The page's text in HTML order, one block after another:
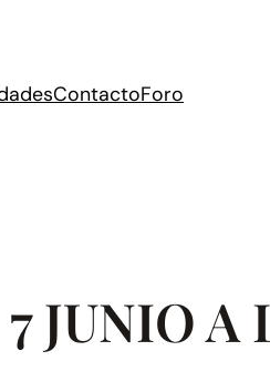
ContactoForo
JUNIO A